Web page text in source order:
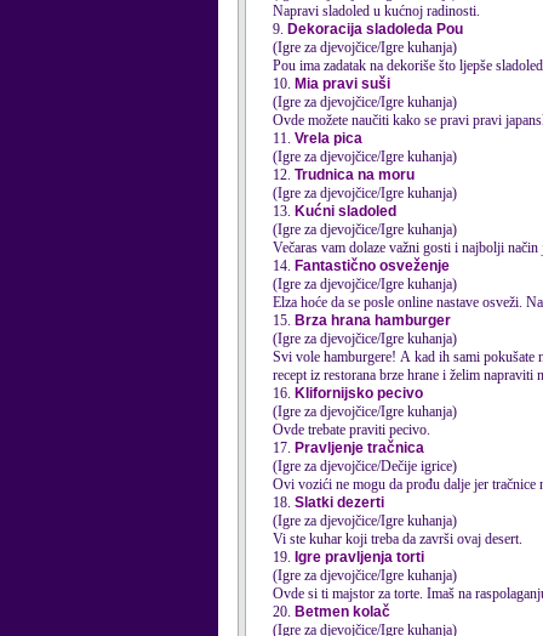
Napravi sladoled u kućnoj radinosti.
9. Dekoracija sladoleda Pou
(Igre za djevojčice/Igre kuhanja)
Pou ima zadatak na dekoriše što ljepše
10. Mia pravi suši
(Igre za djevojčice/Igre kuhanja)
Ovde možete naučiti kako se pravi pravi
11. Vrela pica
(Igre za djevojčice/Igre kuhanja)
12. Trudnica na moru
(Igre za djevojčice/Igre kuhanja)
13. Kućni sladoled
(Igre za djevojčice/Igre kuhanja)
Večaras vam dolaze važni gosti i najbolji
14. Fantastično osveženje
(Igre za djevojčice/Igre kuhanja)
Elza hoće da se posle online nastave osveži.
15. Brza hrana hamburger
(Igre za djevojčice/Igre kuhanja)
Svi vole hamburgere! A kad ih sami pokušate
recept iz restorana brze hrane i želim napraviti
16. Klifornijsko pecivo
(Igre za djevojčice/Igre kuhanja)
Ovde trebate praviti pecivo.
17. Pravljenje tračnica
(Igre za djevojčice/Dečije igrice)
Ovi vozići ne mogu da prođu dalje jer
18. Slatki dezerti
(Igre za djevojčice/Igre kuhanja)
Vi ste kuhar koji treba da završi ovaj desert.
19. Igre pravljenja torti
(Igre za djevojčice/Igre kuhanja)
Ovde si ti majstor za torte. Imaš na
20. Betmen kolač
(Igre za djevojčice/Igre kuhanja)